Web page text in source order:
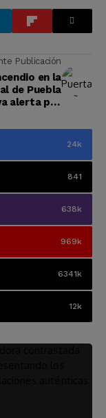
Publicación
en la
de Puebla
alerta por
México
24k
841
638k
969k
6341k
12k